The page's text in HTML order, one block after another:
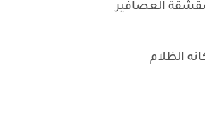
العصافير
الظلام